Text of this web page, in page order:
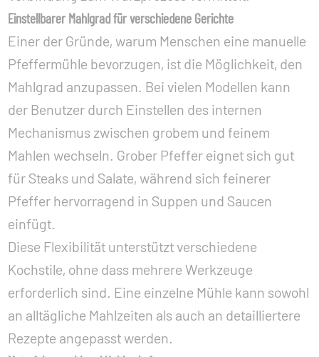
Einstellbarer Mahlgrad für verschiedene Gerichte
Einer der Gründe, warum Menschen eine manuelle
Pfeffermühle bevorzugen, ist die Möglichkeit, den
Mahlgrad anzupassen. Bei vielen Modellen kann
der Benutzer durch Einstellen des internen
Mechanismus zwischen grobem und feinem
Mahlen wechseln. Grober Pfeffer eignet sich gut
für Steaks und Salate, während sich feinerer
Pfeffer hervorragend in Suppen und Saucen
einfügt.
Diese Flexibilität unterstützt verschiedene
Kochstile, ohne dass mehrere Werkzeuge
erforderlich sind. Eine einzelne Mühle kann sowohl
an alltägliche Mahlzeiten als auch an detailliertere
Rezepte angepasst werden.